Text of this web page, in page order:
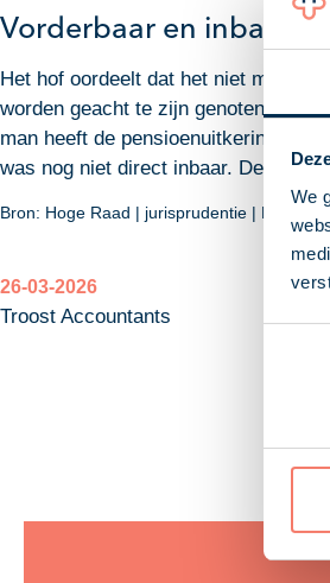
We
Vorderbaar en inbaar
Het hof oordeelt dat het niet
worden geacht te zijn genoten op
man heeft de pensioenuitkering pas
was nog niet direct inbaar. De
Bron: Hoge Raad | jurisprudentie |
26-03-2026
Troost Accountants